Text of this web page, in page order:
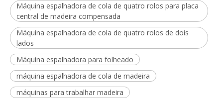
Máquina espalhadora de cola de quatro rolos para placa
central de madeira compensada
Máquina espalhadora de cola de quatro rolos de dois
lados
Máquina espalhadora para folheado
máquina espalhadora de cola de madeira
máquinas para trabalhar madeira